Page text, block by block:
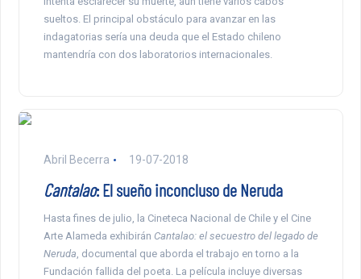
sueltos. El principal obstáculo para avanzar en las
indagatorias sería una deuda que el Estado chileno
mantendría con dos laboratorios internacionales.
Abril Becerra 19-07-2018
Cantalao: El sueño inconcluso de Neruda
Hasta fines de julio, la Cineteca Nacional de Chile y el Cine
Arte Alameda exhibirán Cantalao: el secuestro del legado de
Neruda, documental que aborda el trabajo en torno a la
Fundación fallida del poeta. La película incluye diversas